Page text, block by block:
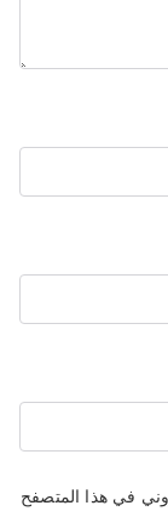
في هذا المتصفح